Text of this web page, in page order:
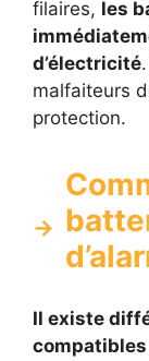
filaires, les
d’électricité
malfaiteurs
protection.
Il existe
compatibles